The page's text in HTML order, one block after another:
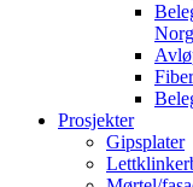
Prosjekter
Gipsplater